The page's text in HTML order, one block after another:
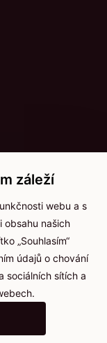
záleží
webu a s
obsahu našich
„Souhlasím“
údajů o chování
sociálních sítích a